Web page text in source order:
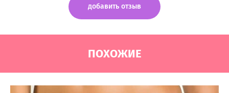
добавить отзыв
ПОХОЖИЕ